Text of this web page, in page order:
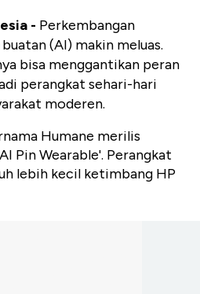
- Perkembangan
(AI) makin meluas.
bisa menggantikan peran
perangkat sehari-hari
moderen.
Humane merilis
Pin Wearable'. Perangkat
lebih kecil ketimbang HP